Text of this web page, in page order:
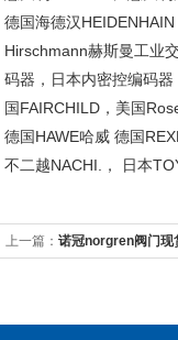
德国海德汉HEIDENHAIN
Hirschmann赫斯曼工业
码器，日本内密控编码器
国FAIRCHILD ，美国
德国HAWE哈威 德国
不二越NACHI. ， 日本
上一篇： 诺冠norgren阀门现